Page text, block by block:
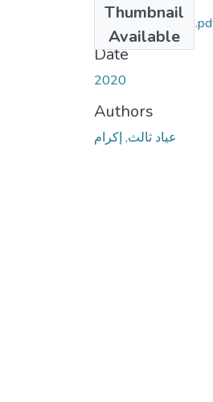
Thumbnail
Available
Aide Talete-
Date
2020
Authors
عياد ثالث, إكرام